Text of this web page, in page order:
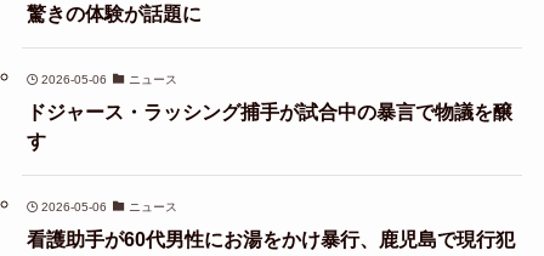
驚きの体験が話題に
2026-05-06 ニュース
ドジャース・ラッシング捕手が試合中の暴言で物議を醸
す
2026-05-06 ニュース
看護助手が60代男性にお湯をかけ暴行、鹿児島で現行犯